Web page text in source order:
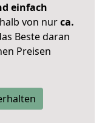
einfach
von nurca.
Beste daran
Preisen